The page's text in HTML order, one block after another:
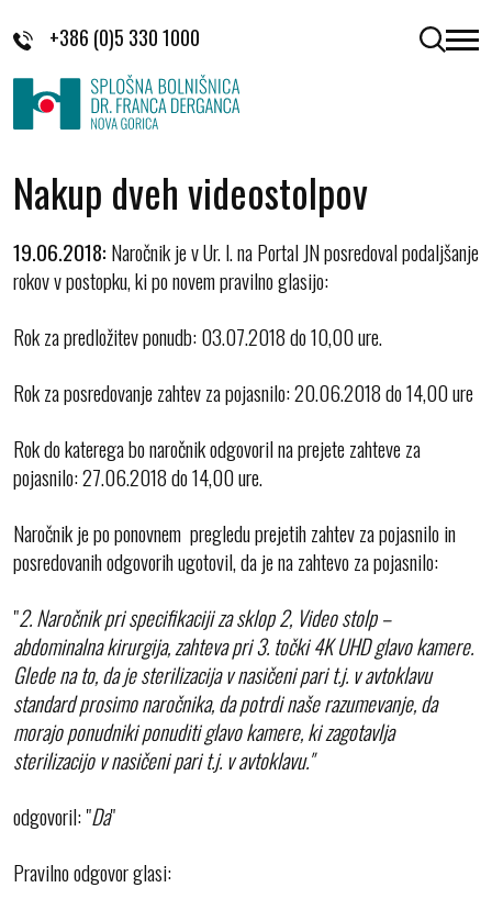
+386 (0)5 330 1000 odpri
Nakup dveh videostolpov
19.06.2018: Naročnik je v Ur. l. na Portal JN posredoval podaljšanje
rokov v postopku, ki po novem pravilno glasijo:
Rok za predložitev ponudb: 03.07.2018 do 10,00 ure.
Rok za posredovanje zahtev za pojasnilo: 20.06.2018 do 14,00 ure
Rok do katerega bo naročnik odgovoril na prejete zahteve za
pojasnilo: 27.06.2018 do 14,00 ure.
Naročnik je po ponovnem pregledu prejetih zahtev za pojasnilo in
posredovanih odgovorih ugotovil, da je na zahtevo za pojasnilo:
"2. Naročnik pri specifikaciji za sklop 2, Video stolp –
abdominalna kirurgija, zahteva pri 3. točki 4K UHD glavo kamere.
Glede na to, da je sterilizacija v nasičeni pari t.j. v avtoklavu
standard prosimo naročnika, da potrdi naše razumevanje, da
morajo ponudniki ponuditi glavo kamere, ki zagotavlja
sterilizacijo v nasičeni pari t.j. v avtoklavu."
odgovoril: "Da"
Pravilno odgovor glasi: